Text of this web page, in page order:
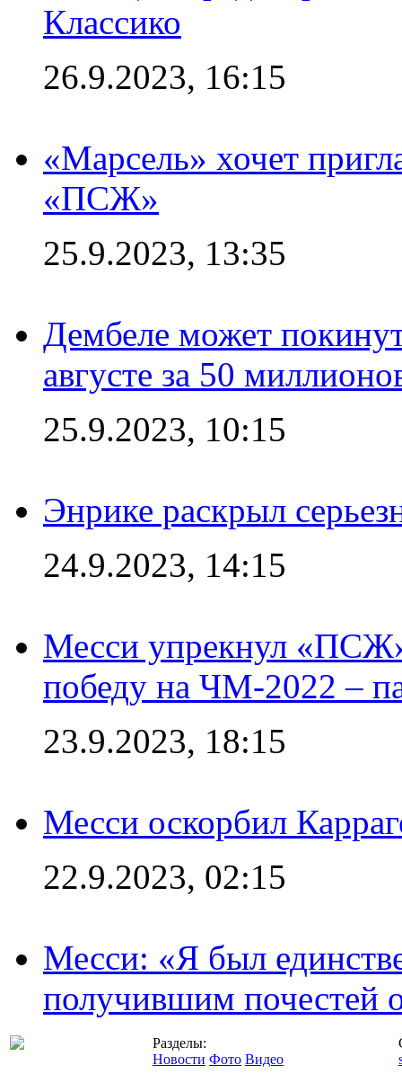
Классико
26.9.2023, 16:15
«Марсель» хочет
«ПСЖ»
25.9.2023, 13:35
Дембеле может
августе за 50
25.9.2023, 10:15
Энрике раскрыл
24.9.2023, 14:15
Месси упрекнул «ПСЖ»
победу на ЧМ-2022 –
23.9.2023, 18:15
Месси оскорбил
22.9.2023, 02:15
Месси: «Я был
получившим почестей
Разделы:
Новости Фото Видео